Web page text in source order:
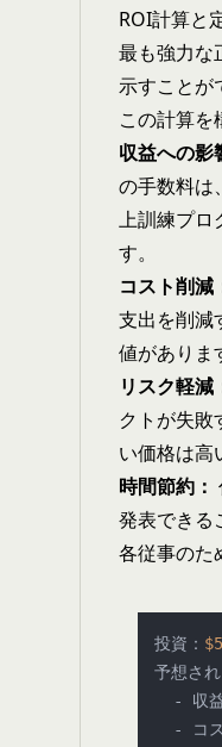
ROI計算と
最も強力な
示すことが
この計算を
収益への影
の手数料は
上訓練プロ
す。
コスト削減
支出を削減
値がありま
リスク軽減
クトが失
い価格は高
時間節約：
発表できる
各従事のた
投資：
予想され
- 収
- コ